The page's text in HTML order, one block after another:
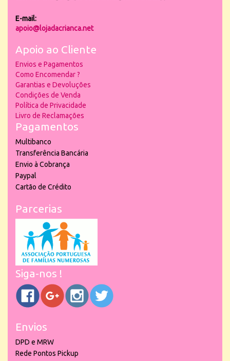
E-mail:
apoio@lojadacrianca.net
Apoio ao Cliente
Envios e Pagamentos
Como Encomendar ?
Garantias e Devoluções
Condições de Venda
Política de Privacidade
Livro de Reclamações
Pagamentos
Multibanco
Transferência Bancária
Envio à Cobrança
Paypal
Cartão de Crédito
Parcerias
Siga-nos !
Envios
DPD e MRW
Rede Pontos Pickup